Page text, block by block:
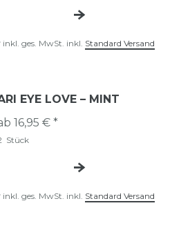
inkl. ges. MwSt. inkl. Standard Versand
EYE LOVE – MINT
16,95 € *
Stück
inkl. ges. MwSt. inkl. Standard Versand